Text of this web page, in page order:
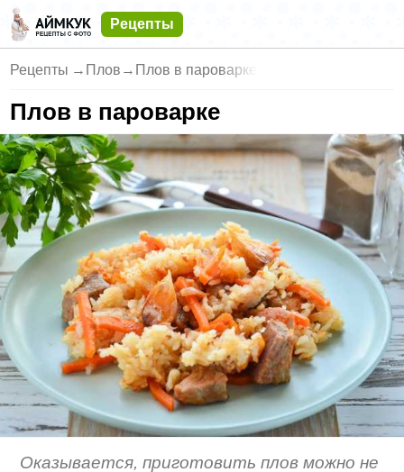
Рецепты
Рецепты → Плов → Плов в пароварке
Плов в пароварке
Оказывается, приготовить плов можно не